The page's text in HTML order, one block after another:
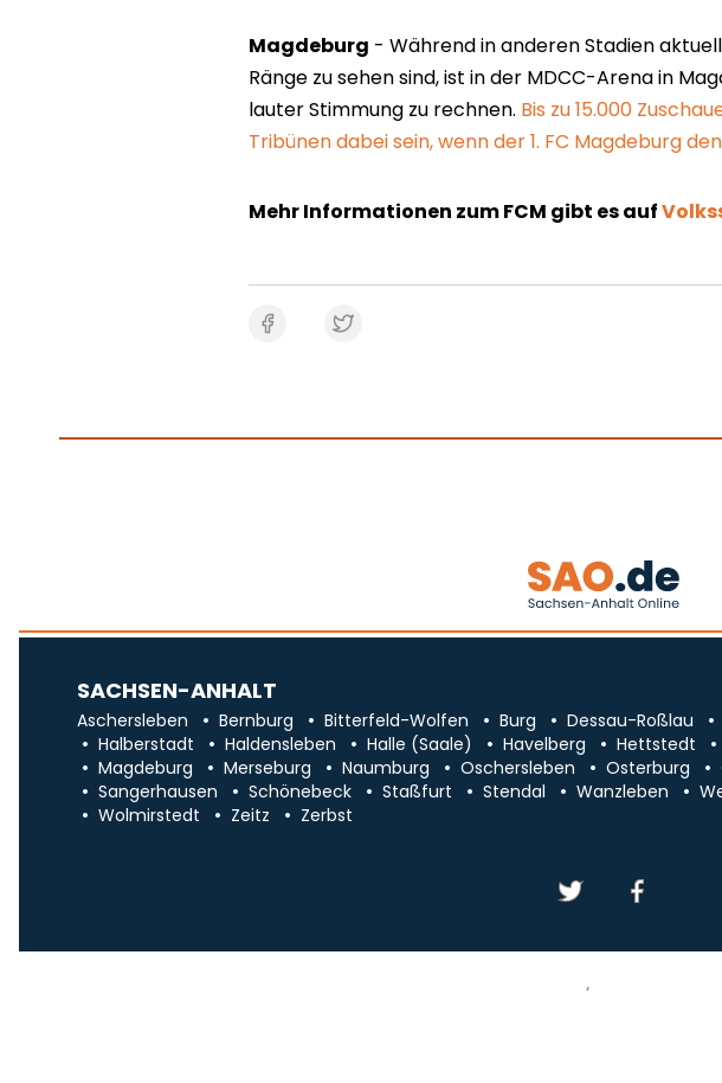
Magdeburg - Während in anderen Stadien
Ränge zu sehen sind, ist in der MDCC-Arena in
lauter Stimmung zu rechnen. Bis zu 15.000
Tribünen dabei sein, wenn der 1. FC Magdeburg
Mehr Informationen zum FCM gibt es auf
SACHSEN-ANHALT
Aschersleben Bernburg Bitterfeld-Wolfen Burg Dessau-Roßlau
Halberstadt
Haldensleben Halle (Saale) Havelberg Hettstedt
Magdeburg
Merseburg Naumburg Oschersleben Osterburg
Sangerhausen
Schönebeck Staßfurt Stendal Wanzleben
Wolmirstedt
Zeitz Zerbst
Impressum/Kontakt